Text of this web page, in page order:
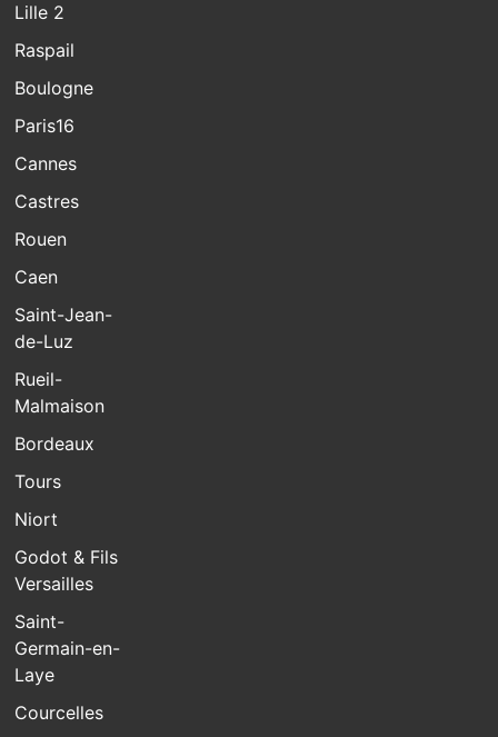
Lille 2
Raspail
Boulogne
Paris16
Cannes
Castres
Rouen
Caen
Saint-Jean-
de-Luz
Rueil-
Malmaison
Bordeaux
Tours
Niort
Godot & Fils
Versailles
Saint-
Germain-en-
Laye
Courcelles